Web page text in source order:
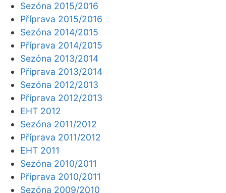
Sezóna 2015/2016
Příprava 2015/2016
Sezóna 2014/2015
Příprava 2014/2015
Sezóna 2013/2014
Příprava 2013/2014
Sezóna 2012/2013
Příprava 2012/2013
EHT 2012
Sezóna 2011/2012
Příprava 2011/2012
EHT 2011
Sezóna 2010/2011
Příprava 2010/2011
Sezóna 2009/2010